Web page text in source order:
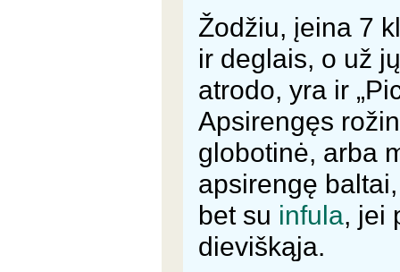
Žodžiu, įeina 7
ir deglais, o už
atrodo, yra ir
Apsirengęs
globotinė, arba
apsirengę
bet su infula, jei
dieviškąja.